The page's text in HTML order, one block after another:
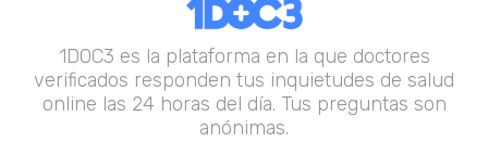
1DOC3 es la plataforma en la que doctores
verificados responden tus inquietudes de salud
online las 24 horas del día. Tus preguntas son
anónimas.